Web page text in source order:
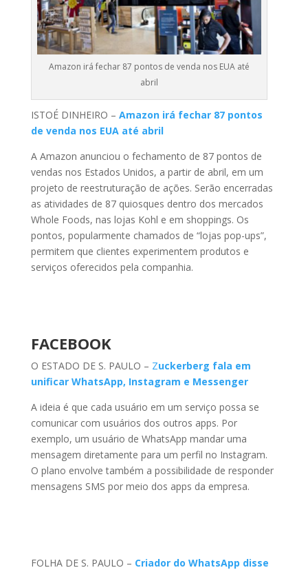
Amazon irá fechar 87 pontos de venda nos EUA até
abril
ISTOÉ DINHEIRO – Amazon irá fechar 87 pontos
de venda nos EUA até abril
A Amazon anunciou o fechamento de 87 pontos de
vendas nos Estados Unidos, a partir de abril, em um
projeto de reestruturação de ações. Serão encerradas
as atividades de 87 quiosques dentro dos mercados
Whole Foods, nas lojas Kohl e em shoppings. Os
pontos, popularmente chamados de “lojas pop-ups”,
permitem que clientes experimentem produtos e
serviços oferecidos pela companhia.
FACEBOOK
O ESTADO DE S. PAULO – Zuckerberg fala em
unificar WhatsApp, Instagram e Messenger
A ideia é que cada usuário em um serviço possa se
comunicar com usuários dos outros apps. Por
exemplo, um usuário de WhatsApp mandar uma
mensagem diretamente para um perfil no Instagram.
O plano envolve também a possibilidade de responder
mensagens SMS por meio dos apps da empresa.
FOLHA DE S. PAULO – Criador do WhatsApp disse